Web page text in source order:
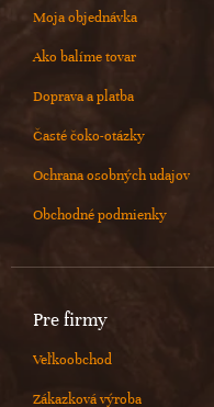
Moja objednávka
Ako balíme tovar
Doprava a platba
Časté čoko-otázky
Ochrana osobných udajov
Obchodné podmienky
Pre firmy
Veľkoobchod
Zákazková výroba